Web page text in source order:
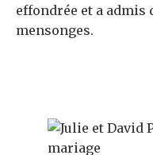
effondrée et a admis
mensonges.